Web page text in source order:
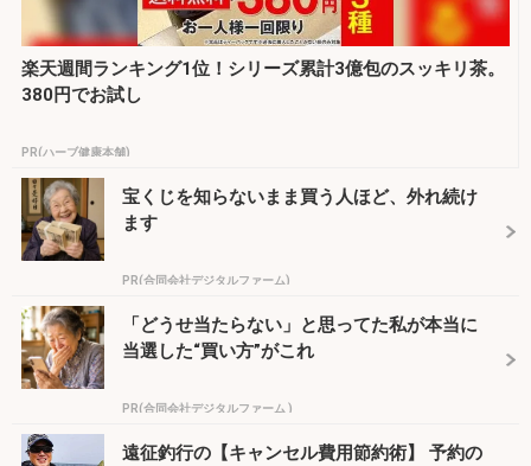
楽天週間ランキング1位！シリーズ累計3億包のスッキリ茶。
380円でお試し
PR(ハーブ健康本舗)
宝くじを知らないまま買う人ほど、外れ続け
ます
PR(合同会社デジタルファーム)
「どうせ当たらない」と思ってた私が本当に
当選した“買い方”がこれ
PR(合同会社デジタルファーム )
遠征釣行の【キャンセル費用節約術】 予約の